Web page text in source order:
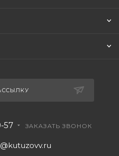
57 ЗАКАЗАТЬ ЗВОНОК